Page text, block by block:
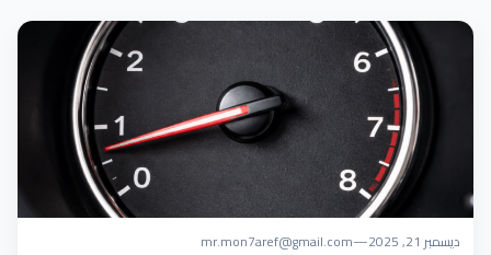
ديسمبر 21, 2025 —
mr.mon7aref@gmail.com